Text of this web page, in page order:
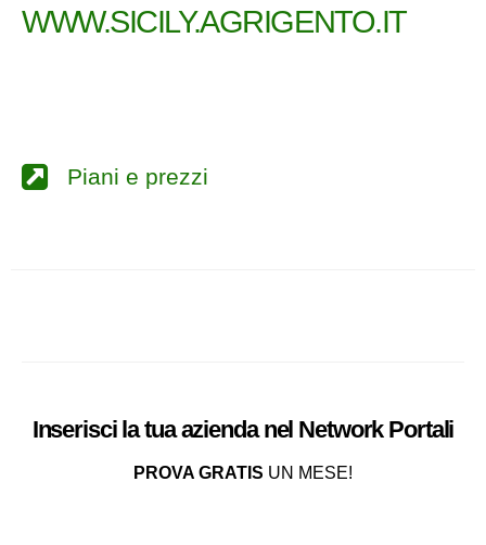
WWW.SICILY.AGRIGENTO.IT
Piani e prezzi
Inserisci la tua azienda nel NetworkPortali
PROVA GRATIS UN MESE!